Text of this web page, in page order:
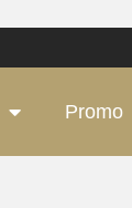
Promo